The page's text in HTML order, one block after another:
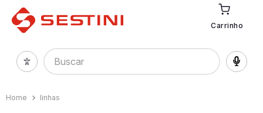
Carrinho
Buscar
linhas